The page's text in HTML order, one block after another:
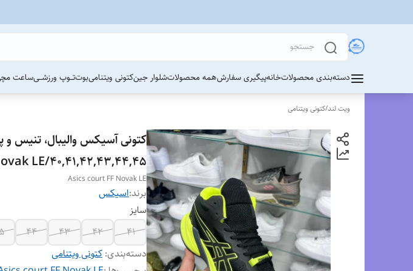
دسته‌بندی محصولاتخانهپیگیری سفارشهمه محصولاتشلوار جینکتونی ویتنامیبوتتــوپ ورزشــیساعت
ویت لند/کتونی ویتنامی
کتونی آسیکس والیبال، تنیس و
40,41,42,43,44,45/Asics court FF Novak LE
Asics court FF Novak LE
برند:اسیکس
سایز
41
42
43
44
دسته‌بندی: کتونی ویتنامی